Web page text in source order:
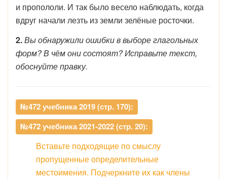
и пропололи. И так было весело наблюдать, когда
вдруг начали лезть из земли зелёные росточки.
2.Вы обнаружили ошибки в выборе глагольных
форм? В чём они состоят? Исправьте текст,
обоснуйте правку.
№472 учебника 2019 (стр. 170):
№472 учебника 2021-2022 (стр. 20):
Вставьте подходящие по смыслу
пропущенные определительные
местоимения. Подчеркните их как члены